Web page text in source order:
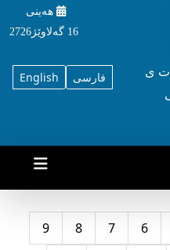
هه‌ینی
16 گه‌لاوێژ2726
English فارسی
ی
6
7
8
9